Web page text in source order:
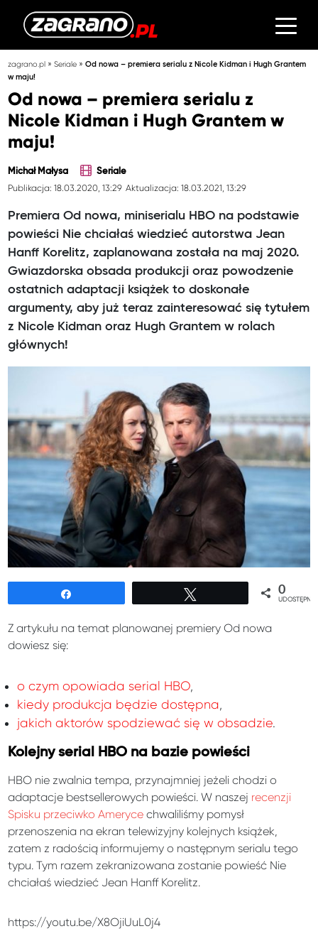
zagrano.pl »Seriale »Od nowa – premiera serialu z Nicole Kidman i Hugh Grantem
w maju!
Od nowa – premiera serialu z
Nicole Kidman i Hugh Grantem w
maju!
Michał Małysa Seriale
Publikacja: 18.03.2020, 13:29 Aktualizacja: 18.03.2021, 13:29
Premiera Od nowa, miniserialu HBO na podstawie
powieści Nie chciałaś wiedzieć autorstwa Jean
Hanff Korelitz, zaplanowana została na maj 2020.
Gwiazdorska obsada produkcji oraz powodzenie
ostatnich adaptacji książek to doskonałe
argumenty, aby już teraz zainteresować się tytułem
z Nicole Kidman oraz Hugh Grantem w rolach
głównych!
0
Z artykułu na temat planowanej premiery Od nowa
dowiesz się:
o czym opowiada serial HBO,
kiedy produkcja będzie dostępna,
jakich aktorów spodziewać się w obsadzie.
Kolejny serial HBO na bazie powieści
HBO nie zwalnia tempa, przynajmniej jeżeli chodzi o
adaptacje bestsellerowych powieści. W naszej recenzji
Spisku przeciwko Ameryce chwaliliśmy pomysł
przenoszenia na ekran telewizyjny kolejnych książek,
zatem z radością informujemy o następnym serialu tego
typu. Tym razem zekranizowana zostanie powieść Nie
chciałaś wiedzieć Jean Hanff Korelitz.
https://youtu.be/X8OjiUuL0j4